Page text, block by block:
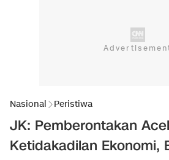
Nasional Peristiwa
JK: Pemberontakan
Ketidakadilan Ekonomi,